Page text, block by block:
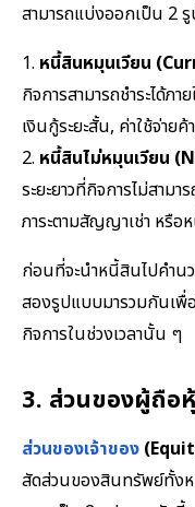
สามารถแบ่งออกเป็น 2
1. หนี้สินหมุนเวียน
กิจการสามารถชำระได้ภ
เงินกู้ระยะสั้น, ค่าใช้จ่าย
2. หนี้สินไม่หมุนเวียน
ระยะยาวที่กิจการไม่สามา
ภาระตามสัญญาเช่า หรื
ก่อนที่จะนำหนี้สินไปคำ
สองรูปแบบมารวมกันเ
กิจการในช่วงเวลานั้น ๆ
3. ส่วนของผู้ถือ
ส่วนของเจ้าของ
สัดส่วนของสินทรัพย์ทั้ง